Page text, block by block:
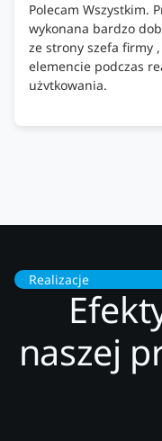
Polecam Wszystkim.
wykonana bardzo
ze strony szefa firmy
elemencie podczas
użytkowania.
Firma godna
Realizacje
naszej